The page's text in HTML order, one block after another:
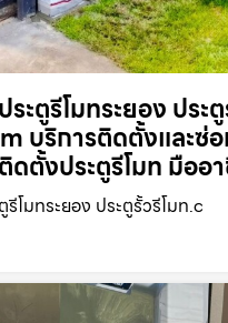
ะตูรีโมทระยอง ประ
บริการติดตั้งและซ่
ดตั้งประตูรีโมท มืออ
รีโมทระยอง ประตูรั้วรีโมท.c